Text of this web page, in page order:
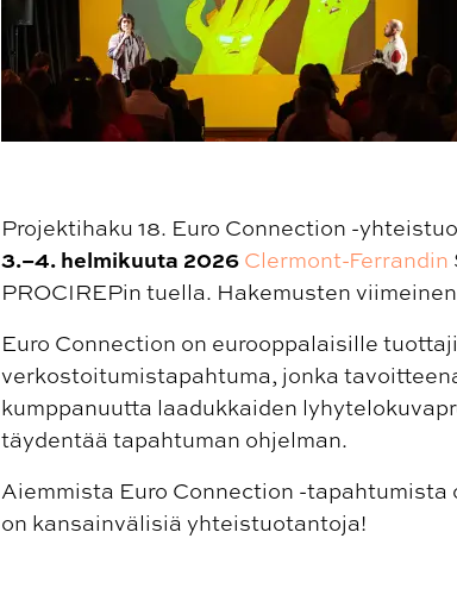
Projektihaku 18. Euro Connection -
3.–4. helmikuuta 2026 Clermont-Ferrandin
PROCIREPin tuella. Hakemusten
Euro Connection on eurooppalaisille
verkostoitumistapahtuma, jonka
kumppanuutta laadukkaiden
täydentää tapahtuman ohjelman.
Aiemmista Euro Connection -
on kansainvälisiä yhteistuotantoja!